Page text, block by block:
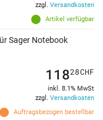
Artikel verfügbar
zzgl. Versandkosten
Sager Notebook
Auftragsbezogen bestellbar
11828CHF
inkl. 8.1% MwSt
zzgl. Versandkosten